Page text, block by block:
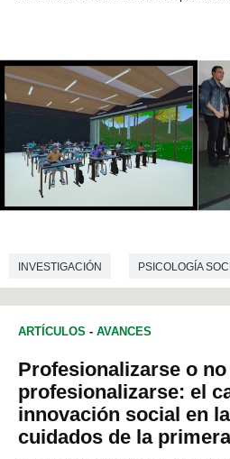
INVESTIGACIÓN PSICOLOGÍA
CIENCIAS DE LA EDUCACIÓN
ARTÍCULOS - AVANCES
Profesionalizarse o no
profesionalizarse: el
innovación social en
cuidados de la